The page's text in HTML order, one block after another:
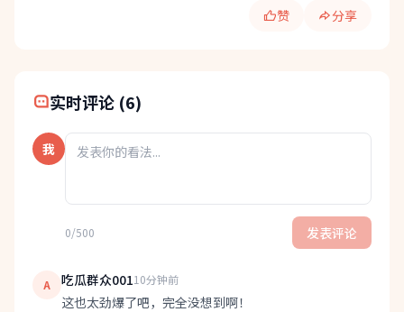
赞 分享
实时评论 (6)
我
0/500 发表评论
A 吃瓜群众00110分钟前
这也太劲爆了吧，完全没想到啊！